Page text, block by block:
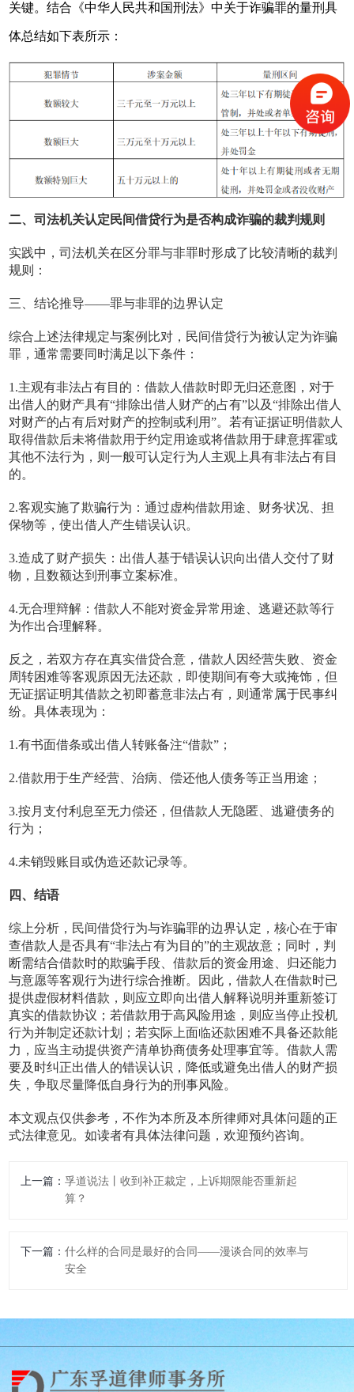
关键。结合《中华人民共和国刑法》中关于诈骗罪的量刑具
体总结如下表所示：
二、司法机关认定民间借贷行为是否构成诈骗的裁判规则
实践中，司法机关在区分罪与非罪时形成了比较清晰的裁判
规则：
三、结论推导——罪与非罪的边界认定
综合上述法律规定与案例比对，民间借贷行为被认定为诈骗
罪，通常需要同时满足以下条件：
1.主观有非法占有目的：借款人借款时即无归还意图，对于
出借人的财产具有“排除出借人财产的占有”以及“排除出借人
对财产的占有后对财产的控制或利用”。若有证据证明借款人
取得借款后未将借款用于约定用途或将借款用于肆意挥霍或
其他不法行为，则一般可认定行为人主观上具有非法占有目
的。
2.客观实施了欺骗行为：通过虚构借款用途、财务状况、担
保物等，使出借人产生错误认识。
3.造成了财产损失：出借人基于错误认识向出借人交付了财
物，且数额达到刑事立案标准。
4.无合理辩解：借款人不能对资金异常用途、逃避还款等行
为作出合理解释。
反之，若双方存在真实借贷合意，借款人因经营失败、资金
周转困难等客观原因无法还款，即使期间有夸大或掩饰，但
无证据证明其借款之初即蓄意非法占有，则通常属于民事纠
纷。具体表现为：
1.有书面借条或出借人转账备注“借款”；
2.借款用于生产经营、治病、偿还他人债务等正当用途；
3.按月支付利息至无力偿还，但借款人无隐匿、逃避债务的
行为；
4.未销毁账目或伪造还款记录等。
四、结语
综上分析，民间借贷行为与诈骗罪的边界认定，核心在于审
查借款人是否具有“非法占有为目的”的主观故意；同时，判
断需结合借款时的欺骗手段、借款后的资金用途、归还能力
与意愿等客观行为进行综合推断。因此，借款人在借款时已
提供虚假材料借款，则应立即向出借人解释说明并重新签订
真实的借款协议；若借款用于高风险用途，则应当停止投机
行为并制定还款计划；若实际上面临还款困难不具备还款能
力，应当主动提供资产清单协商债务处理事宜等。借款人需
要及时纠正出借人的错误认识，降低或避免出借人的财产损
失，争取尽量降低自身行为的刑事风险。
本文观点仅供参考，不作为本所及本所律师对具体问题的正
式法律意见。如读者有具体法律问题，欢迎预约咨询。
上一篇： 孚道说法丨收到补正裁定，上诉期限能否重新起
算？
下一篇： 什么样的合同是最好的合同——漫谈合同的效率与
安全